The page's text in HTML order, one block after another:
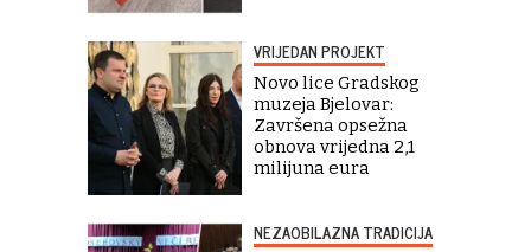
VRIJEDAN PROJEKT
Novo lice Gradskog
muzeja Bjelovar:
Završena opsežna
obnova vrijedna 2,1
milijuna eura
NEZAOBILAZNA TRADICIJA